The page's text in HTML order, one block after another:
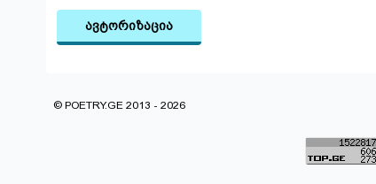
ავტორიზაცია
© POETRY.GE 2013 - 2026